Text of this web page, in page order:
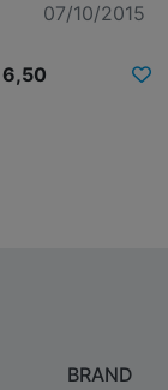
07/10/2015
BRAND